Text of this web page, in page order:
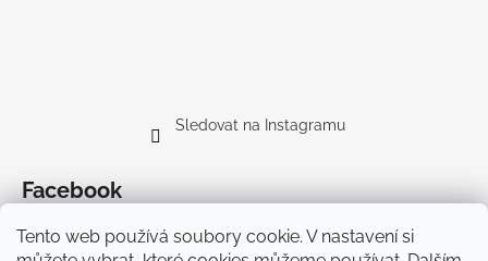
Tento web používá soubory cookie. V nastavení si
Sledovat na Instagramu
Facebook